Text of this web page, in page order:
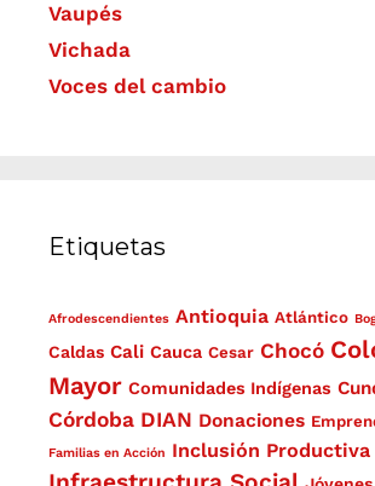
Vaupés
Vichada
Voces del cambio
Etiquetas
Afrodescendientes Antioquia Atlántico
Caldas Cali Cauca Cesar Chocó
Mayor Comunidades Indígenas
Córdoba DIAN Donaciones
Familias en Acción Inclusión Productiva